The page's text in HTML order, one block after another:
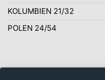
KOLUMBIEN 21/32
POLEN 24/54